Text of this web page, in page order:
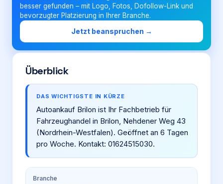
besser gefunden – mit Logo, Fotos, Dofollow-Link und
bevorzugter Platzierung in Ihrer Branche.
Jetzt beanspruchen →
Überblick
DAS WICHTIGSTE IN KÜRZE
Autoankauf Brilon ist Ihr Fachbetrieb für
Fahrzeughandel in Brilon, Nehdener Weg 43
(Nordrhein-Westfalen). Geöffnet an 6 Tagen
pro Woche. Kontakt: 01624515030.
Branche